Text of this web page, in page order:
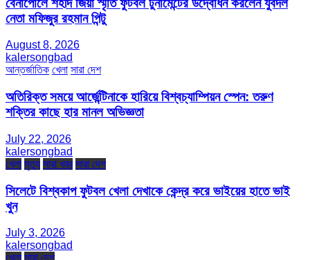
নেতা মফিজুর রহমান পিন্টু
August 8, 2026
kalersongbad
আন্তর্জাতিক খেলা সারা দেশ
অতিরিক্ত সময়ে আর্জেন্টিনাকে হারিয়ে বিশ্বচ্যাম্পিয়ন স্পেন: তরুণ
শক্তির কাছে হার মানল অভিজ্ঞতা
July 22, 2026
kalersongbad
খেলা মৃত্যু সারা খবর সারা দেশ
সিলেটে বিশ্বকাপ ফুটবল খেলা দেখাকে কেন্দ্র করে ভাইয়ের হাতে ভাই
খুন
July 3, 2026
kalersongbad